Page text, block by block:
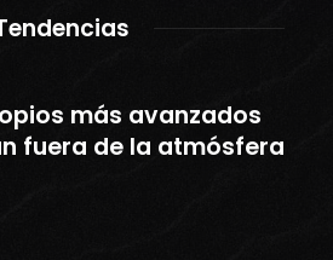
más avanzados
fuera de la atmósfera